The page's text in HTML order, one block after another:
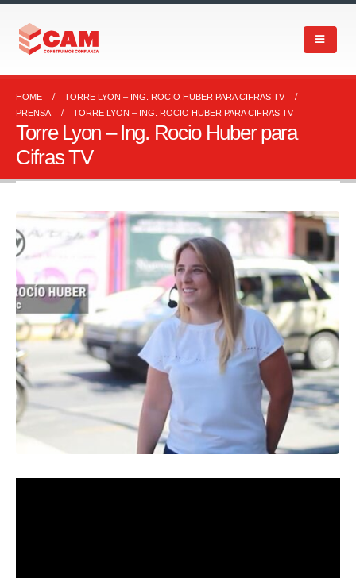
HOME
TORRE LYON – ING. ROCIO HUBER PARA CIFRAS TV
PRENSA
TORRE LYON – ING. ROCIO HUBER PARA CIFRAS TV
Torre Lyon – Ing. Rocio Huber para
Cifras TV